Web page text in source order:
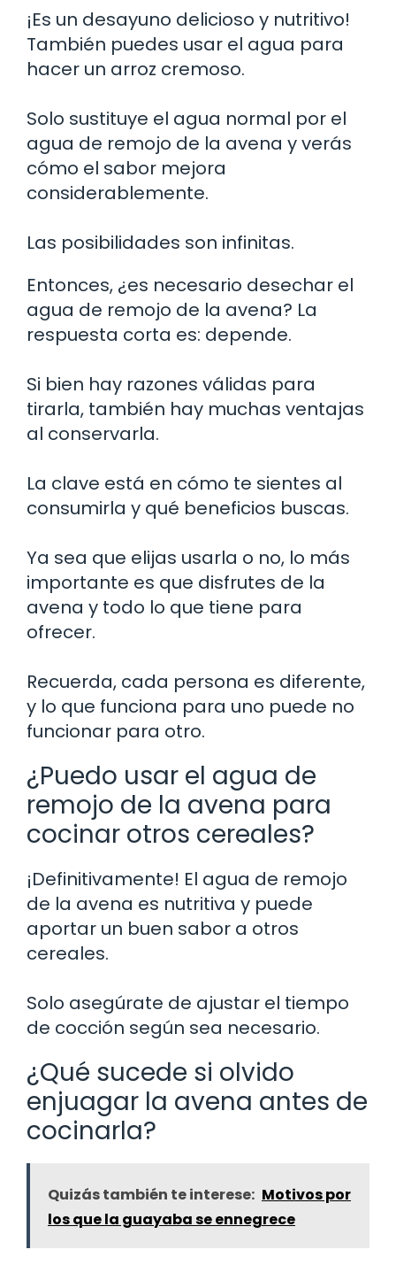
¡Es un desayuno delicioso y nutritivo!
También puedes usar el agua para
hacer un arroz cremoso.
Solo sustituye el agua normal por el
agua de remojo de la avena y verás
cómo el sabor mejora
considerablemente.
Las posibilidades son infinitas.
Entonces, ¿es necesario desechar el
agua de remojo de la avena? La
respuesta corta es: depende.
Si bien hay razones válidas para
tirarla, también hay muchas ventajas
al conservarla.
La clave está en cómo te sientes al
consumirla y qué beneficios buscas.
Ya sea que elijas usarla o no, lo más
importante es que disfrutes de la
avena y todo lo que tiene para
ofrecer.
Recuerda, cada persona es diferente,
y lo que funciona para uno puede no
funcionar para otro.
¿Puedo usar el agua de
remojo de la avena para
cocinar otros cereales?
¡Definitivamente! El agua de remojo
de la avena es nutritiva y puede
aportar un buen sabor a otros
cereales.
Solo asegúrate de ajustar el tiempo
de cocción según sea necesario.
¿Qué sucede si olvido
enjuagar la avena antes de
cocinarla?
Quizás también te interese: Motivos por
los que la guayaba se ennegrece